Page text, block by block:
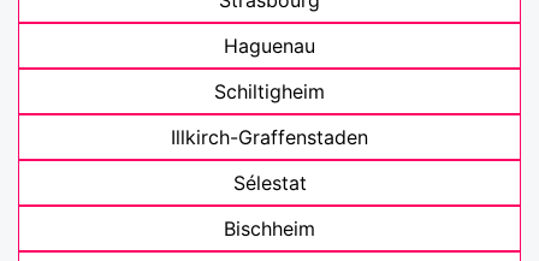
Haguenau
Schiltigheim
Illkirch-Graffenstaden
Sélestat
Bischheim